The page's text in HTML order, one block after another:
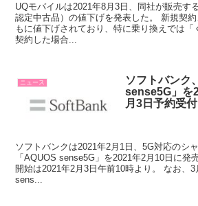
UQモバイルは2021年8月3日、同社が販売す
認定中古品）の値下げを発表した。 新規契
もに値下げされており、特に乗り換えでは「
契約した場合...
ニュース
ソフトバンク
sense5G」を
月3日予約受
ソフトバンクは2021年2月1日、5G対応のシ
「AQUOS sense5G」を2021年2月10日に発
開始は2021年2月3日午前10時より。 なお、
sens...